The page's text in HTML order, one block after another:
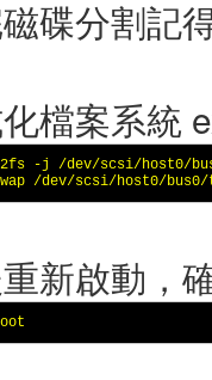
碟分割記
檔案系統
-j /dev/scsi/host0/
/dev/scsi/host0/
新啟動，